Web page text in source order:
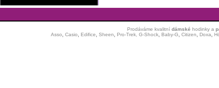
Prodáváme kvalitní dámské hodinkya
Asso
Casio Edifice Sheen Pro-Trek, G-Shock, Baby-G Citizen Doxa